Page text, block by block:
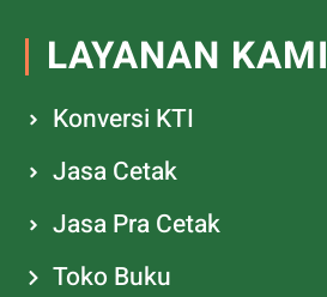
LAYANAN KAMI
Konversi KTI
Jasa Cetak
Jasa Pra Cetak
Toko Buku